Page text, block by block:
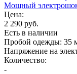
Мощный
Цена:
2 290 руб.
Есть в наличии
Пробой одежды: 35
Напряжение на
Количество:
-